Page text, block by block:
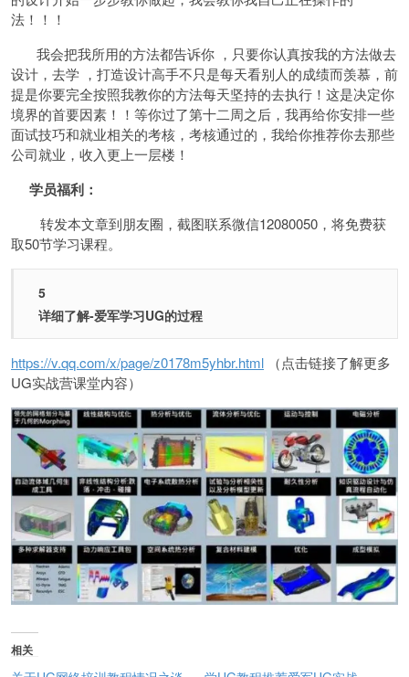
法！！！
我会把我所用的方法都告诉你 ，只要你认真按我的方法做去
设计，去学 ，打造设计高手不只是每天看别人的成绩而羡慕，前
提是你要完全按照我教你的方法每天坚持的去执行！这是决定你
境界的首要因素！！等你过了第十二周之后，我再给你安排一些
面试技巧和就业相关的考核，考核通过的，我给你推荐你去那些
公司就业，收入更上一层楼！
学员福利：
转发本文章到朋友圈，截图联系微信12080050，将免费获
取50节学习课程。
5
详细了解-爱军学习UG的过程
https://v.qq.com/x/page/z0178m5yhbr.html （点击链接了解更多
UG实战营课堂内容）
相关